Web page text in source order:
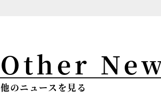
Other
他のニュースを見る